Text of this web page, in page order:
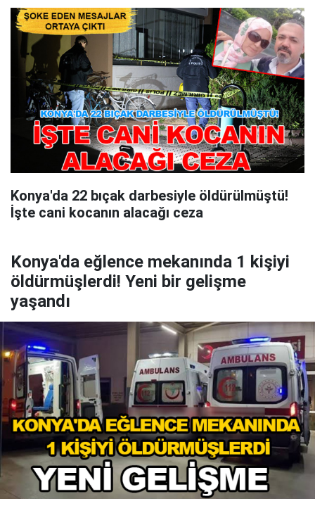
Konya'da 22 bıçak darbesiyle öldürülmüştü!
İşte cani kocanın alacağı ceza
Konya'da eğlence mekanında 1 kişiyi
öldürmüşlerdi! Yeni bir gelişme
yaşandı